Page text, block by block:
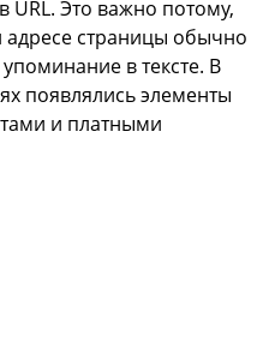
URL. Это важно потому,
адресе страницы обычно
в тексте. В
появлялись элементы
и платными